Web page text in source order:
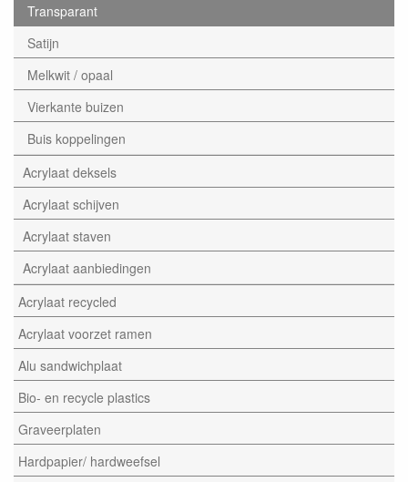
Transparant
Satijn
Melkwit / opaal
Vierkante buizen
Buis koppelingen
Acrylaat deksels
Acrylaat schijven
Acrylaat staven
Acrylaat aanbiedingen
Acrylaat recycled
Acrylaat voorzet ramen
Alu sandwichplaat
Bio- en recycle plastics
Graveerplaten
Hardpapier/ hardweefsel